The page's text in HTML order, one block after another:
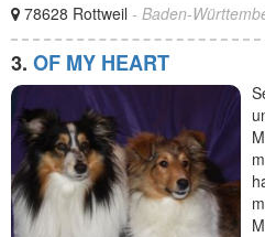
78628 Rottweil - Baden-
3. OF MY HEART